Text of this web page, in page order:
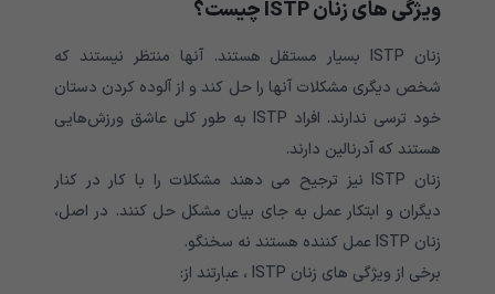
ویژگی های زنان چیست؟
زنان ISTP بسیار مستقل هستند. آنها منتظر نیستند که
شخص دیگری مشکلات آنها را حل کند و از آلوده کردن دستان
خود ترسی ندارند. افراد ISTP به طور کلی عاشق ورزش‌هایی
هستند که آدرنالین دارند.
زنان ISTP نیز ترجیح می دهند مشکلات را با کار در کنار
دیگران و ابتکار عمل به جای بیان مشکل حل کنند. در اصل،
زنان ISTP عمل کننده هستند نه سخنگو.
برخی از ویژگی های زنان ISTP ، عبارتند از: